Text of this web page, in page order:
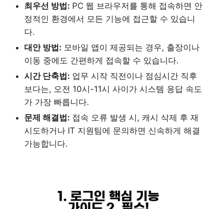
최우선 방법: PC 웹 브라우저를 통해 접속하면 안
정적인 환경에서 모든 기능에 접근할 수 있습니
다.
대안 방법: 모바일 앱이 제공되는 경우, 출장이나
이동 중에도 간편하게 접속할 수 있습니다.
시간 단축법: 업무 시작 직전이나 점심시간 직후
보다는, 오전 10시-11시 사이가 시스템 응답 속도
가 가장 빠릅니다.
문제 해결법: 접속 오류 발생 시, 캐시 삭제 후 재
시도하거나 IT 지원팀에 문의하면 신속하게 해결
가능합니다.